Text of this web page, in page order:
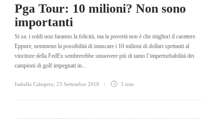
Pga Tour: 10 milioni? Non sono
importanti
Si sa: i soldi non faranno la felicità, ma la povertà non è che migliori il carattere.
Eppure, nemmeno la possibilità di intascare i 10 milioni di dollari spettanti al
vincitore della FedEx sembrerebbe smuovere più di tanto l’imperturbabilità dei
campioni di golf impegnati in...
Isabella Calogero 23 Settembre 2016 3 min